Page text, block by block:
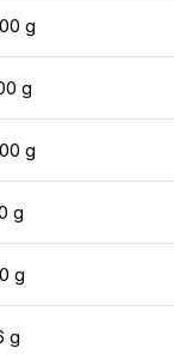
g
g
g
g
g
g